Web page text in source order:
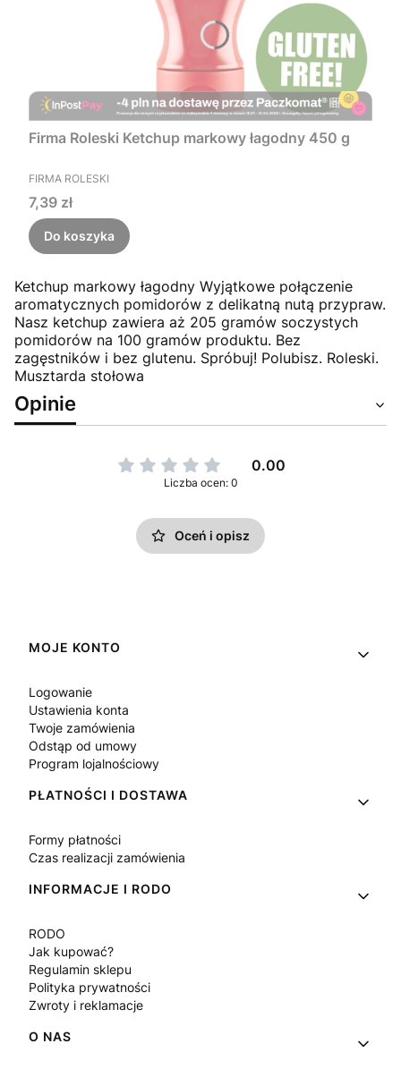
Firma Roleski Ketchup markowy łagodny 450 g
PRODUCENT
FIRMA ROLESKI
Cena
7,39 zł
Do koszyka
Ketchup markowy łagodny Wyjątkowe połączenie
aromatycznych pomidorów z delikatną nutą przypraw.
Nasz ketchup zawiera aż 205 gramów soczystych
pomidorów na 100 gramów produktu. Bez
zagęstników i bez glutenu. Spróbuj! Polubisz. Roleski.
Musztarda stołowa
Opinie
0.00
Liczba ocen: 0
Oceń i opisz
Linki w stopce
MOJE KONTO
Logowanie
Ustawienia konta
Twoje zamówienia
Odstąp od umowy
Program lojalnościowy
PŁATNOŚCI I DOSTAWA
Formy płatności
Czas realizacji zamówienia
INFORMACJE I RODO
RODO
Jak kupować?
Regulamin sklepu
Polityka prywatności
Zwroty i reklamacje
O NAS